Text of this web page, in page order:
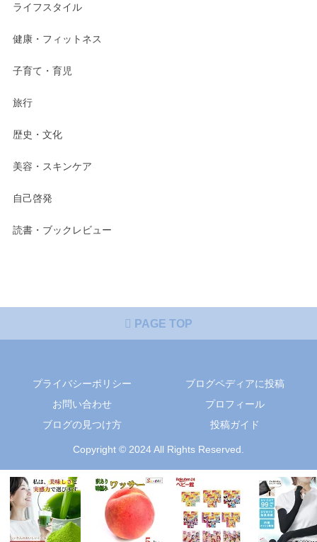
ライフスタイル
健康・フィットネス
子育て・育児
旅行
歴史・文化
美容・スキンケア
自己啓発
読書・ブックレビュー
PAGE TOP
プライバシーポリシー
ブログペディアに投稿
お問い合わせ
プロフィール
ブログの見つけ方
投稿ガイド
Copyright © 2024 All Rights Reserved.